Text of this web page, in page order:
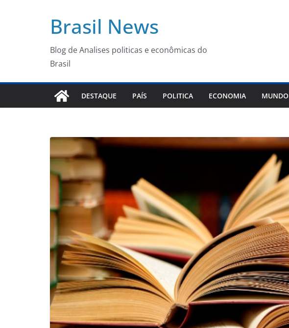
Brasil News
Blog de Analises politicas e econômicas do
Brasil
DESTAQUE PAÍS POLITICA ECONOMIA MUNDO